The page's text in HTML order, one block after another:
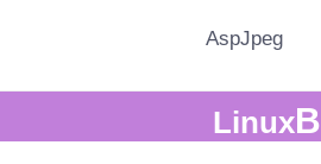
AspJpeg
LinuxB